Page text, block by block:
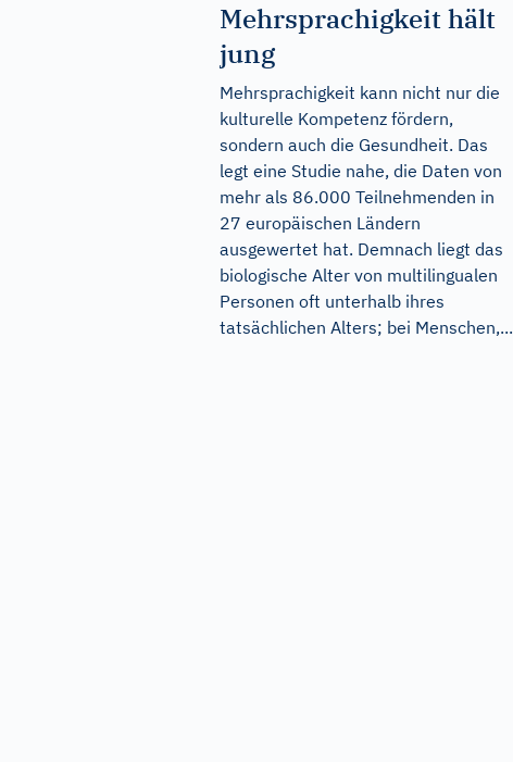
Mehrsprachigkeit hält
jung
Mehrsprachigkeit kann nicht nur die
kulturelle Kompetenz fördern,
sondern auch die Gesundheit. Das
legt eine Studie nahe, die Daten von
mehr als 86.000 Teilnehmenden in
27 europäischen Ländern
ausgewertet hat. Demnach liegt das
biologische Alter von multilingualen
Personen oft unterhalb ihres
tatsächlichen Alters; bei Menschen,...